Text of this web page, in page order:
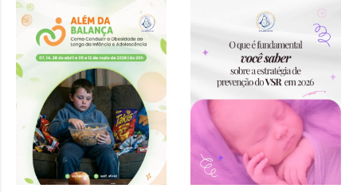
Conduzir a
Obesidade ao
Longo da
Infância e
Adolescência”